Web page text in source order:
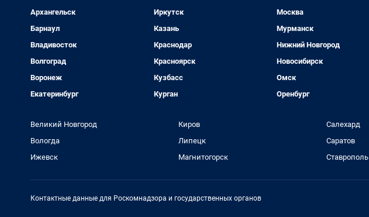
Архангельск
Барнаул
Владивосток
Волгоград
Воронеж
Екатеринбург
Иркутск
Казань
Краснодар
Красноярск
Кузбасс
Курган
Москва
Мурманск
Нижний Новгород
Новосибирск
Омск
Оренбург
Великий Новгород
Вологда
Ижевск
Киров
Липецк
Магнитогорск
Салехард
Саратов
Ставрополь
Контактные данные для Роскомнадзора и государственных органов